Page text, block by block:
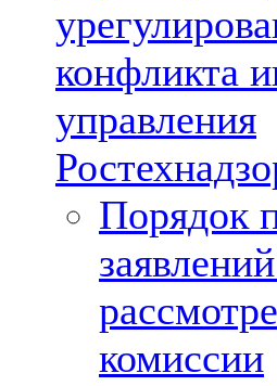
конфликта
управления
Порядок
комиссии